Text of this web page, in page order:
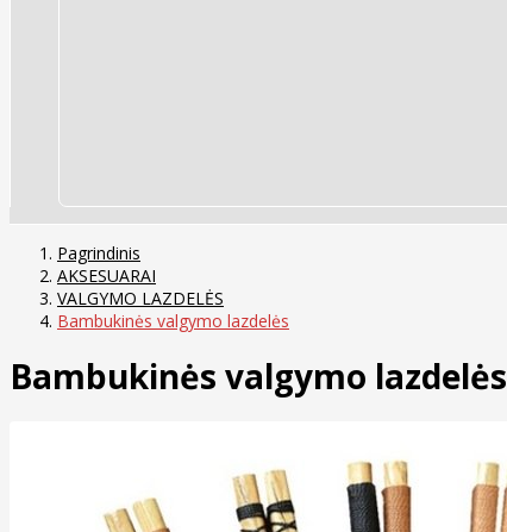
Pagrindinis
AKSESUARAI
VALGYMO LAZDELĖS
Bambukinės valgymo lazdelės
Bambukinės valgymo lazdelės